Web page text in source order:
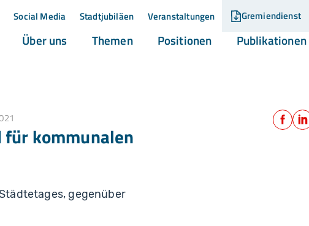
Social Media Stadtjubiläen Veranstaltungen Gremiendienst
Über uns(current)Themen(current)Positionen(current)Publikationen
kommunalen
gegenüber